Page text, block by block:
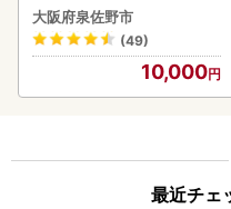
大阪府泉佐野市
(49)
10,000
最近チェ